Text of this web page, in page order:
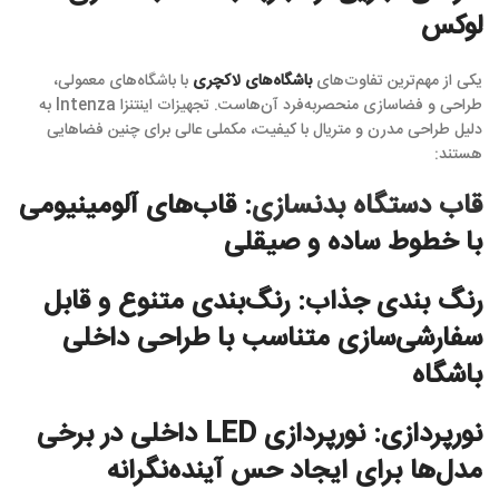
لوکس
یکی از مهم‌ترین تفاوت‌هایباشگاه‌های لاکچری با باشگاه‌های معمولی،
طراحی و فضاسازی منحصر‌به‌فرد آن‌هاست. تجهیزات اینتنزا Intenza به
دلیل طراحی مدرن و متریال با کیفیت، مکملی عالی برای چنین فضاهایی
هستند:
قاب دستگاه بدنسازی: قاب‌های آلومینیومی
با خطوط ساده و صیقلی
رنگ بندی جذاب: رنگ‌بندی متنوع و قابل
سفارشی‌سازی متناسب با طراحی داخلی
باشگاه
نورپردازی: نورپردازی LED داخلی در برخی
مدل‌ها برای ایجاد حس آینده‌نگرانه